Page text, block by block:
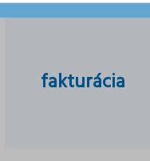
fakturácia